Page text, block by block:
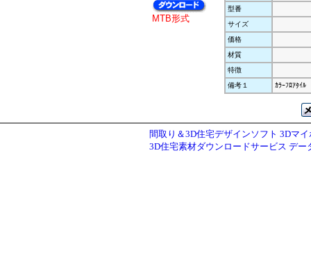
MTB形式
型番
サイズ
価格
材質
特徴
備考１
ｶﾗｰﾌﾛｱﾀｲﾙ
間取り＆3D住宅デザインソフト 3Dマ
3D住宅素材ダウンロードサービス デー